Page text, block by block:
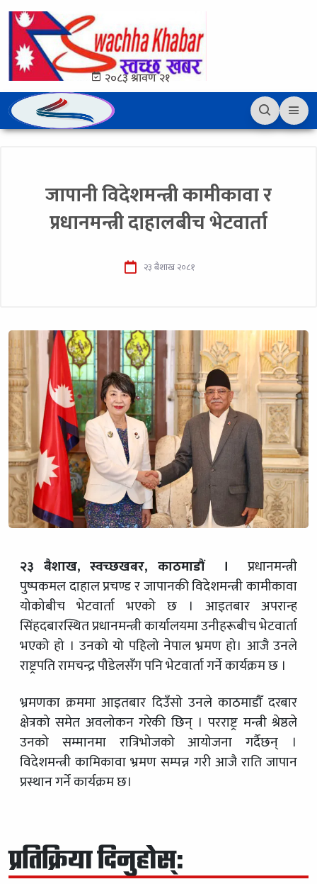
२०८३ श्रावण २१
जापानी विदेशमन्त्री कामीकावा र
प्रधानमन्त्री दाहालबीच भेटवार्ता
२३ बैशाख २०८१
२३ बैशाख, स्वच्छखबर, काठमाडौं ।
प्रधानमन्त्री
पुष्पकमल दाहाल प्रचण्ड र जापानकी विदेशमन्त्री कामीकावा
योकोबीच भेटवार्ता भएको छ । आइतबार अपरान्ह
सिंहदबारस्थित प्रधानमन्त्री कार्यालयमा उनीहरूबीच भेटवार्ता
भएको हो । उनको यो पहिलो नेपाल भ्रमण हो। आजै उनले
राष्ट्रपति रामचन्द्र पौडेलसँग पनि भेटवार्ता गर्ने कार्यक्रम छ ।
भ्रमणका क्रममा आइतबार दिउँसो उनले काठमाडौँ दरबार
क्षेत्रको समेत अवलोकन गरेकी छिन् । परराष्ट्र मन्त्री श्रेष्ठले
उनको सम्मानमा रात्रिभोजको आयोजना गर्दैछन् ।
विदेशमन्त्री कामिकावा भ्रमण सम्पन्न गरी आजै राति जापान
प्रस्थान गर्ने कार्यक्रम छ।
प्रतिक्रिया दिनुहोस्: